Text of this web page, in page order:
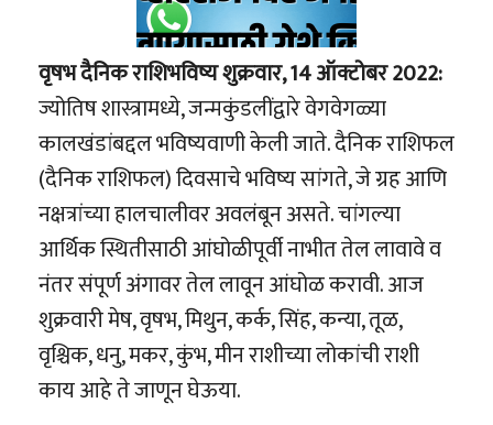
वृषभ दैनिक राशिभविष्य शुक्रवार, 14 ऑक्टोबर 2022:
ज्योतिष शास्त्रामध्ये, जन्मकुंडलींद्वारे वेगवेगळ्या
कालखंडांबद्दल भविष्यवाणी केली जाते. दैनिक राशिफल
(दैनिक राशिफल) दिवसाचे भविष्य सांगते, जे ग्रह आणि
नक्षत्रांच्या हालचालीवर अवलंबून असते. चांगल्या
आर्थिक स्थितीसाठी आंघोळीपूर्वी नाभीत तेल लावावे व
नंतर संपूर्ण अंगावर तेल लावून आंघोळ करावी. आज
शुक्रवारी मेष, वृषभ, मिथुन, कर्क, सिंह, कन्या, तूळ,
वृश्चिक, धनु, मकर, कुंभ, मीन राशीच्या लोकांची राशी
काय आहे ते जाणून घेऊया.